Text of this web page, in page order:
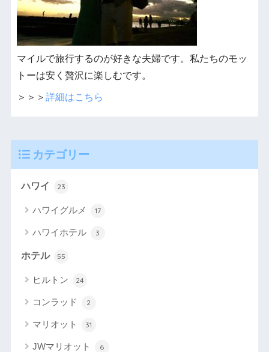
マイルで旅行するのが好きな夫婦です。私たちのモッ
トーは安く贅沢に楽しむです。
＞＞＞ 詳細はこちら
カテゴリー
ハワイ 23
ハワイグルメ 17
ハワイホテル 3
ホテル 55
ヒルトン 24
コンラッド 2
マリオット 31
JWマリオット 6